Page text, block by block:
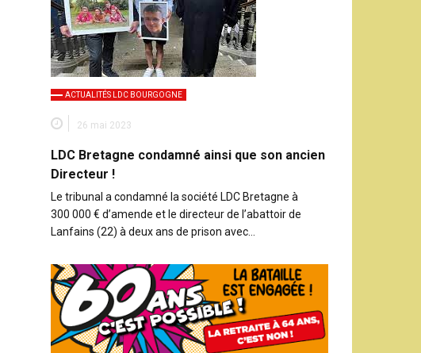
ACTUALITÉS LDC BOURGOGNE
26 mai 2023
LDC Bretagne condamné ainsi que son ancien
Directeur !
Le tribunal a condamné la société LDC Bretagne à
300 000 € d’amende et le directeur de l’abattoir de
Lanfains (22) à deux ans de prison avec…